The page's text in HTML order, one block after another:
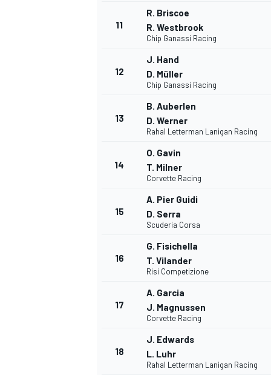
11
R. Briscoe
R. Westbrook
Chip Ganassi Racing
12
J. Hand
D. Müller
Chip Ganassi Racing
13
B. Auberlen
D. Werner
Rahal Letterman Lanigan Racing
14
O. Gavin
T. Milner
Corvette Racing
15
A. Pier Guidi
D. Serra
Scuderia Corsa
16
G. Fisichella
T. Vilander
Risi Competizione
17
A. Garcia
J. Magnussen
Corvette Racing
18
J. Edwards
L. Luhr
Rahal Letterman Lanigan Racing